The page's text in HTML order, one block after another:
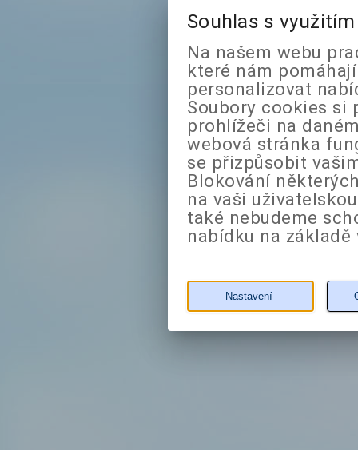
Souhlas s
Na našem webu
které nám
personalizovat
Soubory cookies si
prohlížeči na
webová stránka
se přizpůsobit
Blokování
na vaši
také nebudeme
nabídku na
Nastavení